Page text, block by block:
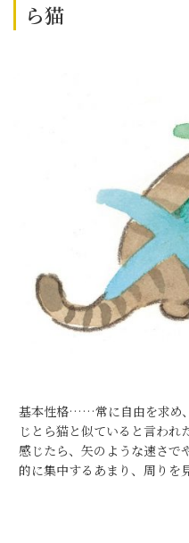
ら猫
基本性格……常に自由を求め
じとら猫と似ていると言わ
感じたら、矢のような速さ
的に集中するあまり、周りを